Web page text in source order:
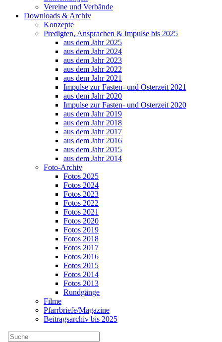
Vereine und Verbände
Downloads & Archiv
Konzepte
Predigten, Ansprachen & Impulse bis 2025
aus dem Jahr 2025
aus dem Jahr 2024
aus dem Jahr 2023
aus dem Jahr 2022
aus dem Jahr 2021
Impulse zur Fasten- und Osterzeit 2021
aus dem Jahr 2020
Impulse zur Fasten- und Osterzeit 2020
aus dem Jahr 2019
aus dem Jahr 2018
aus dem Jahr 2017
aus dem Jahr 2016
aus dem Jahr 2015
aus dem Jahr 2014
Foto-Archiv
Fotos 2025
Fotos 2024
Fotos 2023
Fotos 2022
Fotos 2021
Fotos 2020
Fotos 2019
Fotos 2018
Fotos 2017
Fotos 2016
Fotos 2015
Fotos 2014
Fotos 2013
Rundgänge
Filme
Pfarrbriefe/Magazine
Beitragsarchiv bis 2025